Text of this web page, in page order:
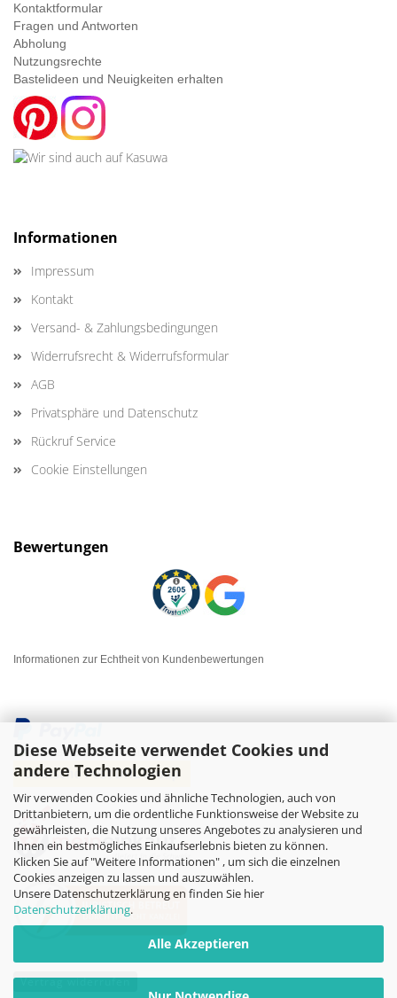
Diese Webseite verwendet Cookies und
andere Technologien
Wir verwenden Cookies und ähnliche Technologien, auch von
Drittanbietern, um die ordentliche Funktionsweise der Website zu
gewährleisten, die Nutzung unseres Angebotes zu analysieren und
Ihnen ein bestmögliches Einkaufserlebnis bieten zu können.
Klicken Sie auf "Weitere Informationen" , um sich die einzelnen
Cookies anzeigen zu lassen und auszuwählen.
Unsere Datenschutzerklärung en finden Sie hier
Datenschutzerklärung.
Alle Akzeptieren
Kontaktformular
Fragen und Antworten
Abholung
Nutzungsrechte
Bastelideen und Neuigkeiten erhalten
Informationen
Impressum
Kontakt
Versand- & Zahlungsbedingungen
Widerrufsrecht & Widerrufsformular
AGB
Privatsphäre und Datenschutz
Rückruf Service
Cookie Einstellungen
Bewertungen
Informationen zur Echtheit von Kundenbewertungen
Vertrag widerrufen